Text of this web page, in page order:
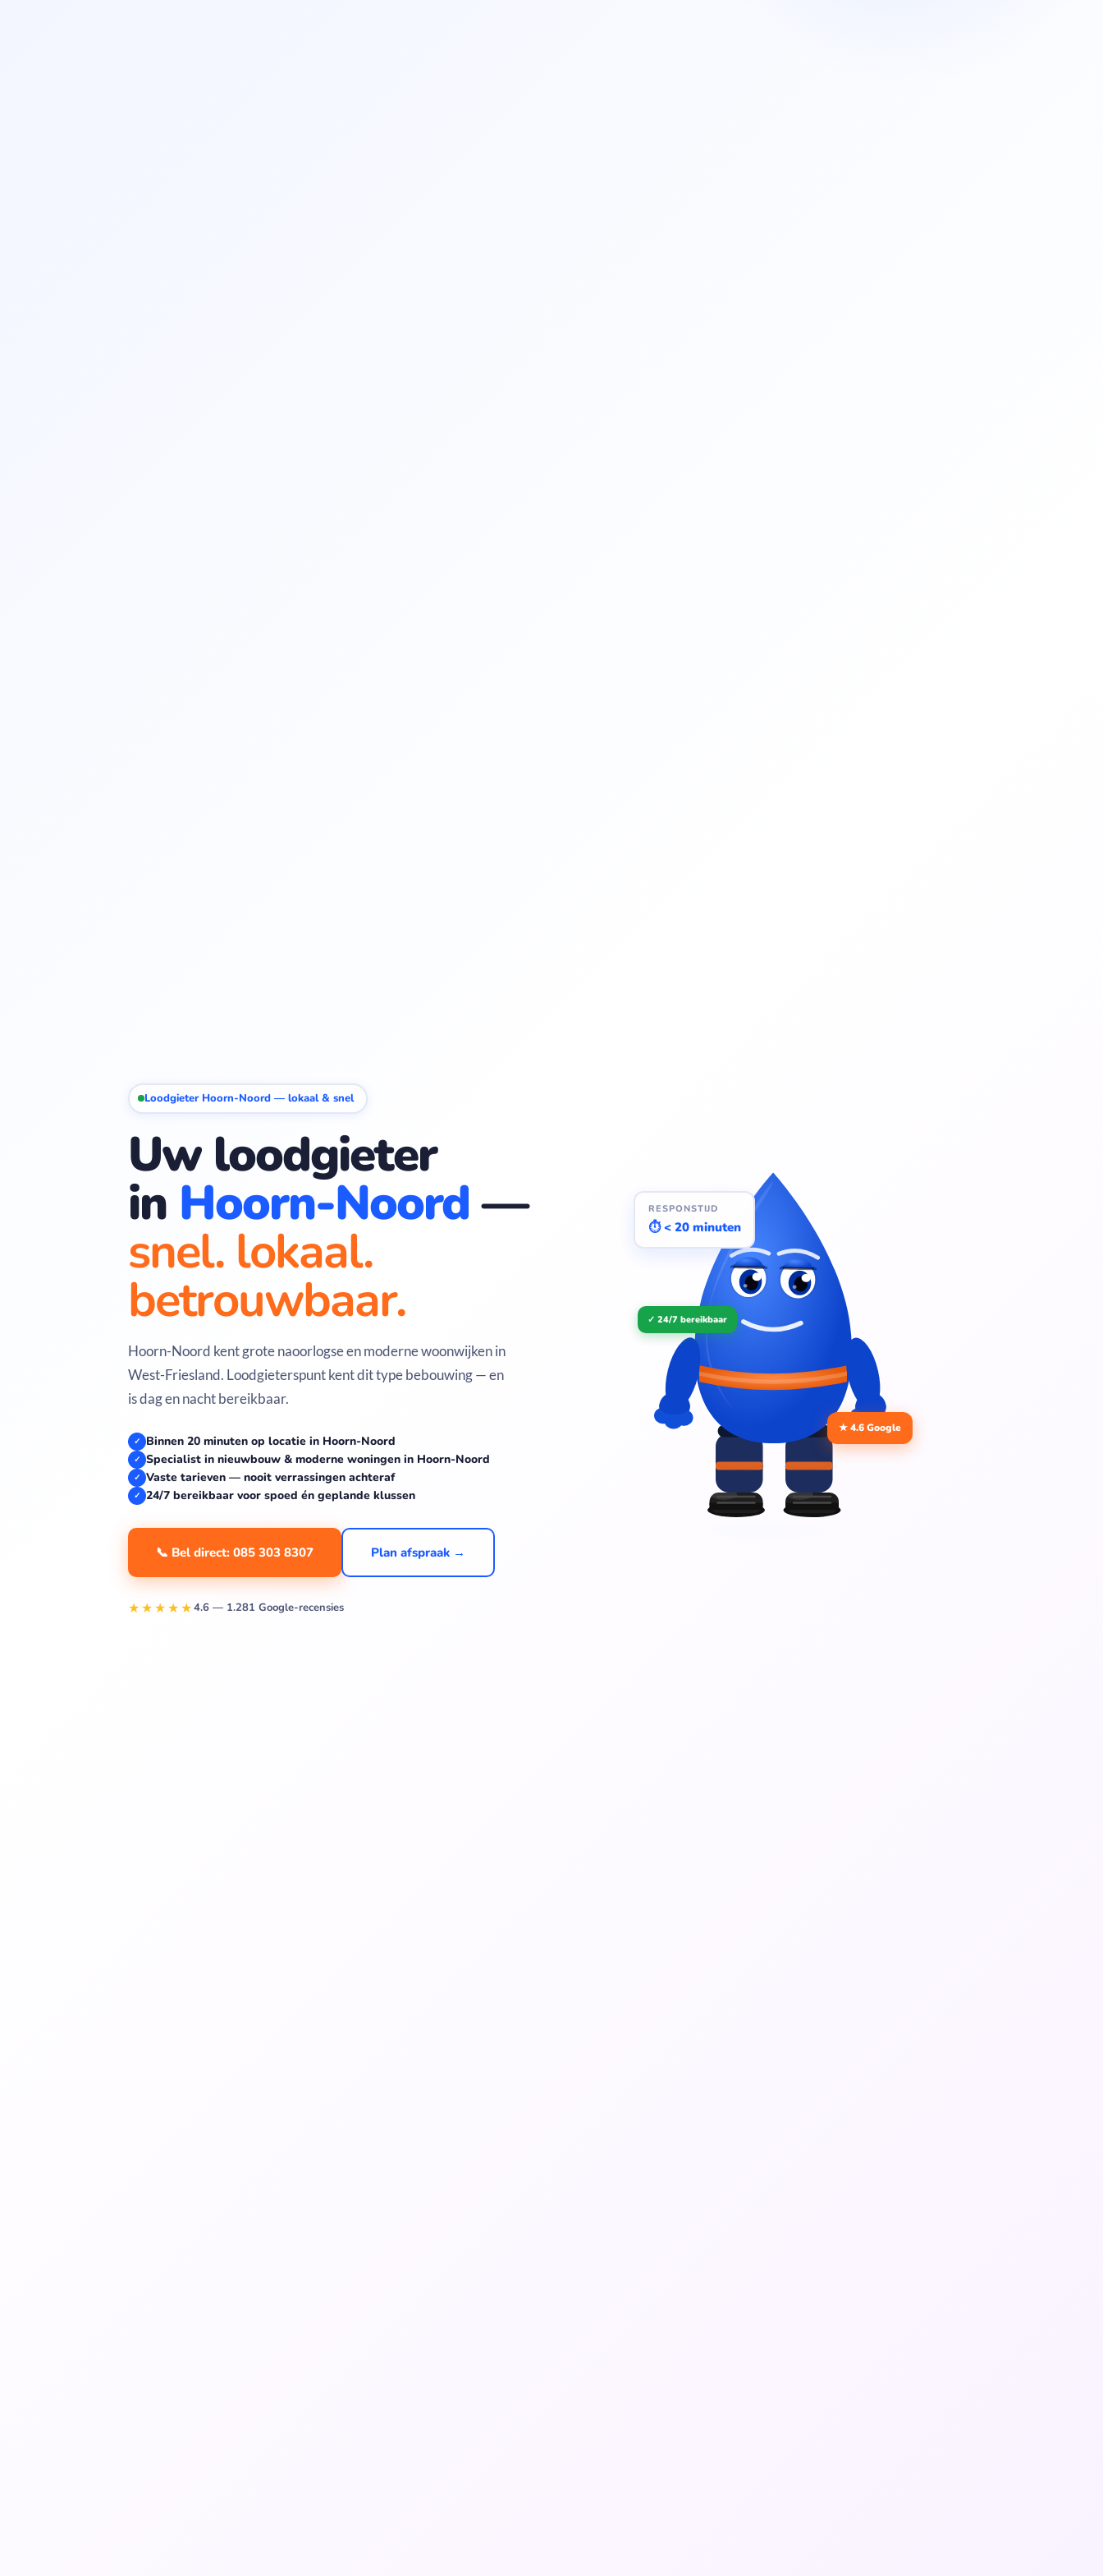
Loodgieter Hoorn-Noord — lokaal & snel
Uw loodgieter
in Hoorn-Noord—
snel. lokaal.
betrouwbaar.
Hoorn-Noord kent grote naoorlogse en moderne woonwijken in
West-Friesland. Loodgieterspunt kent dit type bebouwing — en
is dag en nacht bereikbaar.
✓ Binnen 20 minuten op locatie in Hoorn-Noord
✓ Specialist in nieuwbouw & moderne woningen in Hoorn-Noord
✓ Vaste tarieven — nooit verrassingen achteraf
✓ 24/7 bereikbaar voor spoed én geplande klussen
📞 Bel direct: 085 303 8307 Plan afspraak →
★★★★★4.6 — 1.281 Google-recensies
RESPONSTIJD
⏱ < 20 minuten
★ 4.6 Google
✓ 24/7 bereikbaar